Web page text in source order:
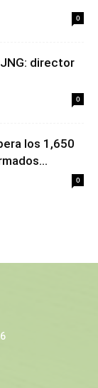
0
director
0
los 1,650
0